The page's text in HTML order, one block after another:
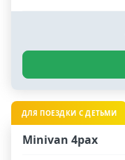
ДЛЯ ПОЕЗДКИ С ДЕТЬМИ
Minivan 4pax